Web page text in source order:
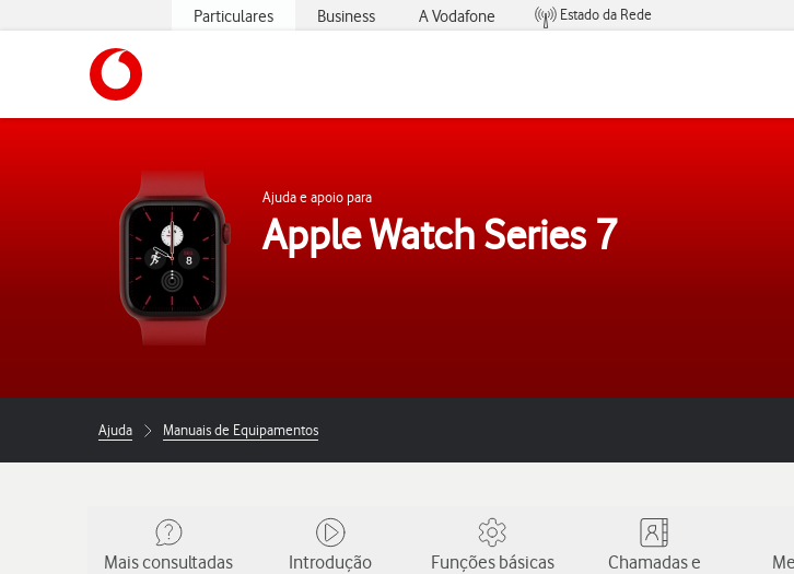
Particulares Business A Vodafone
Estado da Rede
Ajuda e apoio para
Apple Watch Series 7
Ajuda Manuais de Equipamentos
Mais consultadas Introdução Funções básicas
Chamadas e